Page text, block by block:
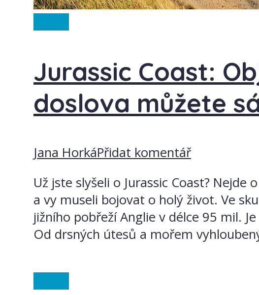
Jurassic Coast:
doslova můžete
Jana HorkáPřidat komentář
Už jste slyšeli o Jurassic Coast?
a vy museli bojovat o holý život. Ve
jižního pobřeží Anglie v délce 95 mil.
Od drsných útesů a mořem